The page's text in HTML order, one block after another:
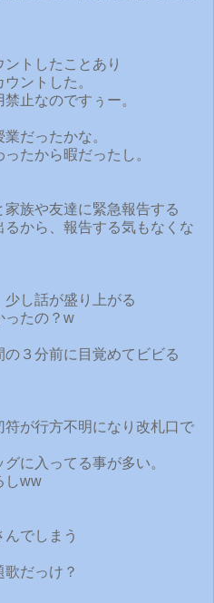
ントしたことあり
ントした。
止なのですぅー。
だったかな。
たから暇だったし。
家族や友達に緊急報告する
から、報告する気もなくな
少し話が盛り上がる
ったの？w
の３分前に目覚めてビビる
符が行方不明になり改札口で
に入ってる事が多い。
しww
んでしまう
だっけ？